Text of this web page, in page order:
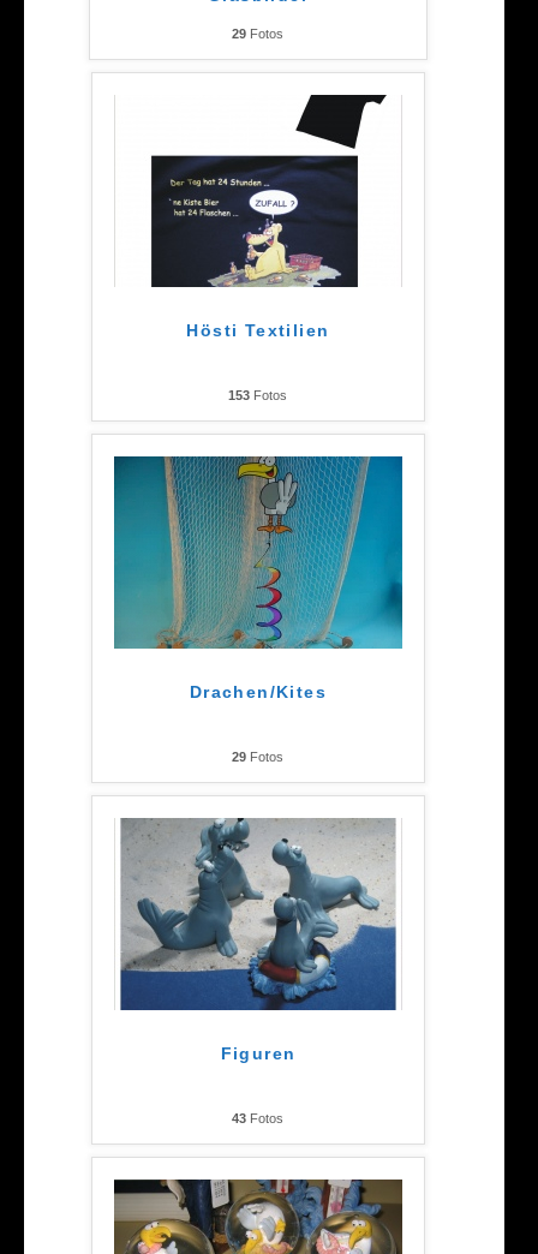
29 Fotos
Hösti Textilien
153 Fotos
Drachen/Kites
29 Fotos
Figuren
43 Fotos